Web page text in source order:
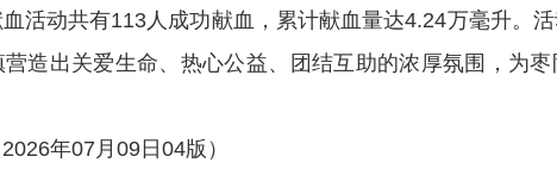
活动共有113人成功献血，累计献血量达4.24万毫升。
造出关爱生命、热心公益、团结互助的浓厚氛围，为
年07月09日04版）